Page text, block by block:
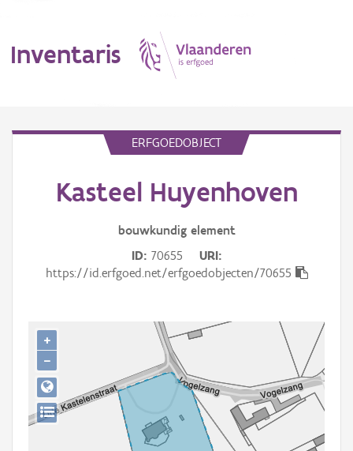
Inventaris
Erfgoedobject
Gebeurtenis
Persoon of collectief
Downloads
Hergebruik
ERFGOEDOBJECT
Kasteel Huyenhoven
bouwkundig element
ID 70655
URI
https://id.erfgoed.net/erfgoedobjecten/70655
+
−